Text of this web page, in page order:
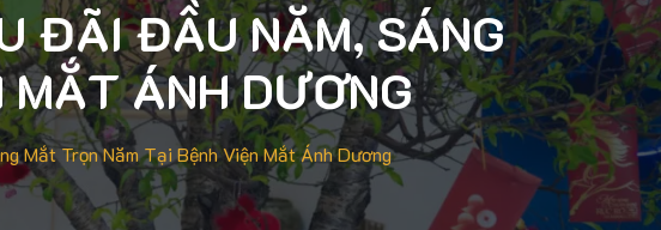
ĐÃI ĐẦU NĂM, SÁNG
ÁNH DƯƠNG
Mắt Trọn Năm Tại Bệnh Viện Mắt Ánh Dương